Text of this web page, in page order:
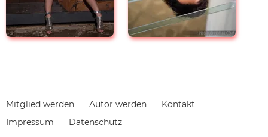
Navigation
überspringen
Mitglied werden Autor werden
Kontakt
Impressum
Datenschutz